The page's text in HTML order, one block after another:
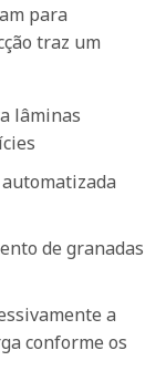
para
traz um
lâminas
de granadas
a
conforme os